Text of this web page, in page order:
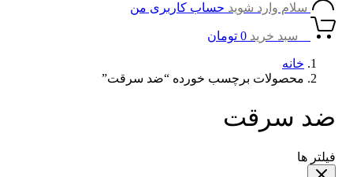
سلام وارد شوید حساب کاربری من
سبد خرید 0 تومان
خانه
محصولات برچسب خورده “ضد سرقت”
ضد سرقت
فیلتر ها